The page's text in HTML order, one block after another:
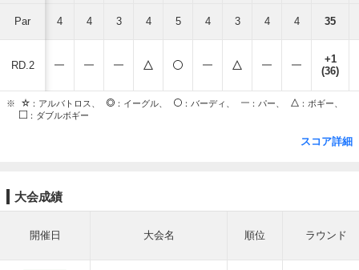
Par
RD.2
4 4 3 4 5 4 3 4 4 35
+1
(36)
※ ：アルバトロス、 ：イーグル、 ：バーディ、 ：パー、
：ボギー、
：ダブルボギー
スコア詳細
大会成績
開催日 大会名 順位 ラウンド